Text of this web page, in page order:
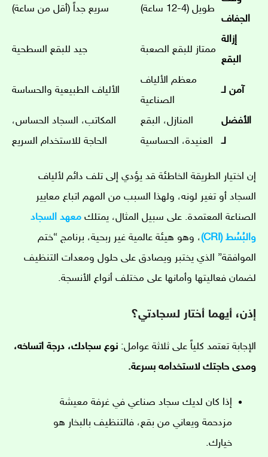
الجفاف
طويل (4-12 ساعة) سريع جداً (أقل من ساعة)
إزالة
البقع
ممتاز للبقع الصعبة جيد للبقع السطحية
آمن لـ
معظم الألياف
الصناعية
الألياف الطبيعية والحساسة
الأفضل
لـ
المنازل، البقع
العنيدة، الحساسية
المكاتب، السجاد الحساس،
الحاجة للاستخدام السريع
إن اختيار الطريقة الخاطئة قد يؤدي إلى تلف دائم لألياف
السجاد أو تغير لونه، ولهذا السبب من المهم اتباع معايير
الصناعة المعتمدة. على سبيل المثال، يمتلك معهد السجاد
والبُسُط (CRI)
، وهو هيئة عالمية غير ربحية، برنامج “ختم
الموافقة” الذي يختبر ويصادق على حلول ومعدات التنظيف
لضمان فعاليتها وأمانها على مختلف أنواع الأنسجة.
إذن، أيهما أختار لسجادتي؟
الإجابة تعتمد كلياً على ثلاثة عوامل: نوع سجادك، درجة اتساخه،
ومدى حاجتك لاستخدامه بسرعة.
إذا كان لديك سجاد صناعي في غرفة معيشة
مزدحمة ويعاني من بقع، فالتنظيف بالبخار هو
خيارك.